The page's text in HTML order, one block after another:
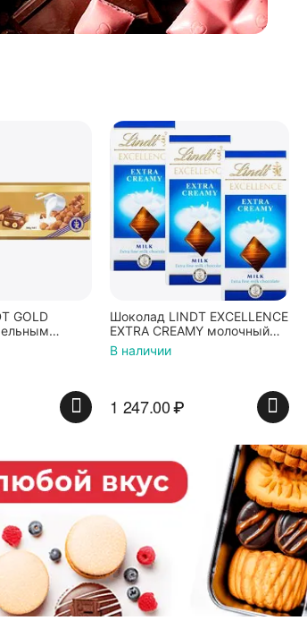
GOLD
(Франция)
Шоколад LINDT EXCELLENCE
EXTRA CREAMY молочный
сливочный (Франция) 100г
3штуки
В наличии
1 247.00₽